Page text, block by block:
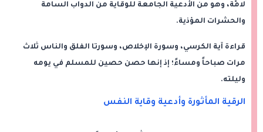
لامَّة، وهو من الأدعية الجامعة للوقاية من الدواب السامة
والحشرات المؤذية.
قراءة آية الكرسي، وسورة الإخلاص، وسورتا الفلق والناس ثلاث
مرات صباحاً ومساءً؛ إذ إنها حصن حصين للمسلم في يومه
وليلته.
الرقية المأثورة وأدعية وقاية النفس